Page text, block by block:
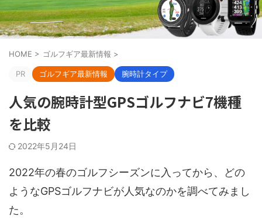
HOME > ゴルフギア最新情報 >
PR ゴルフギア最新情報 腕時計タイプ
人気の腕時計型GPSゴルフナビ7機種
を比較
2022年5月24日
2022年の春のゴルフシーズンに入ってから、どの
ようなGPSゴルフナビが人気なのかを調べてみまし
た。